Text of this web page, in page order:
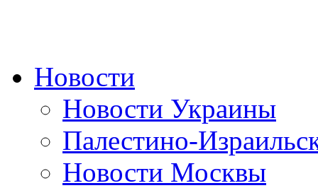
Новости
Новости Украины
Палестино-
Новости Москвы